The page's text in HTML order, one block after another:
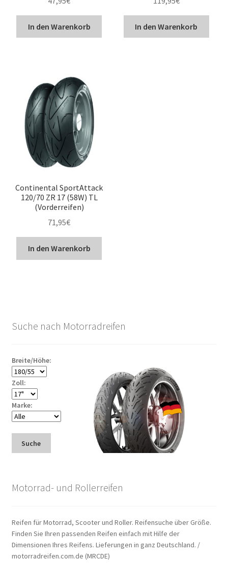
In den Warenkorb In den Warenkorb
Continental SportAttack
120/70 ZR 17 (58W) TL
(Vorderreifen)
71,95€
In den Warenkorb
Suche nach Motorradreifen
Breite/Höhe:
Zoll:
Marke:
Suche
Motorrad- und Rollerreifen
Reifen für Motorrad, Scooter und Roller. Reifensuche über Größe.
Finden Sie Ihren passenden Reifen einfach mit Hilfe der
Dimensionen Ihres Reifens. Lieferungen in ganz Deutschland. /
motorradreifen.com.de (MRCDE)